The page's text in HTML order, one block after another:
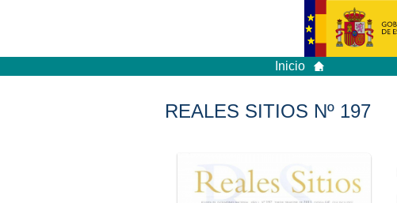
Inicio
REALES SITIOS Nº 197